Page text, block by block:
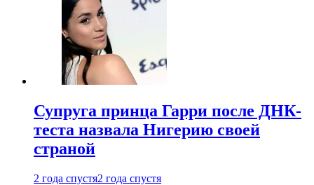
Супруга принца Гарри после ДНК-
теста назвала Нигерию своей
страной
2 года спустя2 года спустя